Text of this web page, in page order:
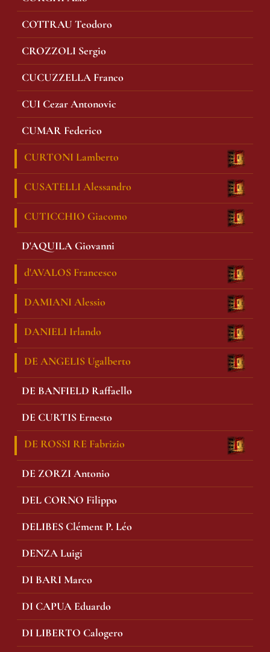
COTTRAU Teodoro
CROZZOLI Sergio
CUCUZZELLA Franco
CUI Cezar Antonovic
CUMAR Federico
CURTONI Lamberto
CUSATELLI Alessandro
CUTICCHIO Giacomo
D'AQUILA Giovanni
d'AVALOS Francesco
DAMIANI Alessio
DANIELI Irlando
DE ANGELIS Ugalberto
DE BANFIELD Raffaello
DE CURTIS Ernesto
DE ROSSI RE Fabrizio
DE ZORZI Antonio
DEL CORNO Filippo
DELIBES Clément P. Léo
DENZA Luigi
DI BARI Marco
DI CAPUA Eduardo
DI LIBERTO Calogero